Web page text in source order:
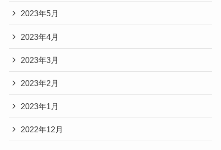
2023年5月
2023年4月
2023年3月
2023年2月
2023年1月
2022年12月